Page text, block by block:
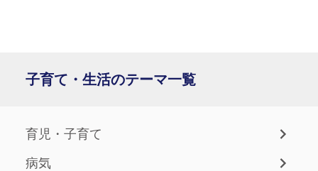
子育て・生活のテーマ一覧
育児・子育て
病気